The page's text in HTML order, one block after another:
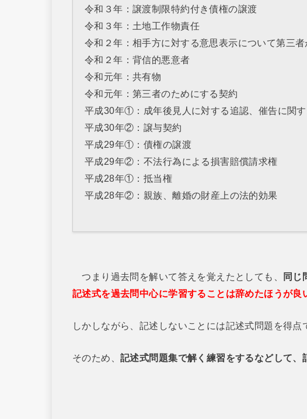
令和３年：譲渡制限特約付き債権の譲渡
令和３年：土地工作物責任
令和２年：相手方に対する意思表示について第三
令和２年：背信的悪意者
令和元年：共有物
令和元年：第三者のためにする契約
平成30年①：成年後見人に対する追認、催告に関す
平成30年②：譲与契約
平成29年①：債権の譲渡
平成29年②：不法行為による損害賠償請求権
平成28年①：抵当権
平成28年②：親族、離婚の財産上の法的効果
つまり過去問を解いて答えを覚えたとしても、 同じ
記述式を過去問中心に学習することは辞めたほうが良
しかしながら、記述しないことには記述式問題を得点
そのため、記述式問題集で解く練習をするなどして、